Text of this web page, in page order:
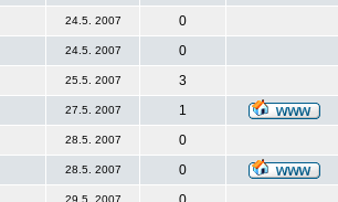
24.5. 2007
0
24.5. 2007
0
25.5. 2007
3
27.5. 2007
1
28.5. 2007
0
28.5. 2007
0
29.5. 2007